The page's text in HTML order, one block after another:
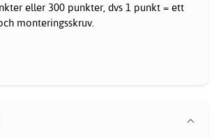
eller 300 punkter, dvs 1 punkt = ett
monteringsskruv.